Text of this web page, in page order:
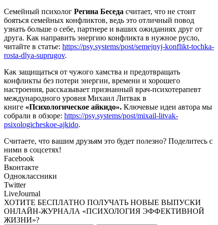
Семейный психолог Регина Беседа считает, что не стоит
бояться семейных конфликтов, ведь это отличный повод
узнать больше о себе, партнере и ваших ожиданиях друг от
друга. Как направить энергию конфликта в нужное русло,
читайте в статье: https://psy.systems/post/semejnyj-konflikt-tochka-
rosta-dlya-suprugov.
Как защищаться от чужого хамства и предотвращать
конфликты без потери энергии, времени и хорошего
настроения, рассказывает признанный врач-психотерапевт
международного уровня Михаил Литвак в
книге «Психологическое айкидо». Ключевые идеи автора мы
собрали в обзоре: https://psy.systems/post/mixail-litvak-
psixologicheskoe-ajkido.
Считаете, что вашим друзьям это будет полезно? Поделитесь с
ними в соцсетях!
Facebook
Вконтакте
Одноклассники
Twitter
LiveJournal
ХОТИТЕ БЕСПЛАТНО ПОЛУЧАТЬ НОВЫЕ ВЫПУСКИ
ОНЛАЙН-ЖУРНАЛА «ПСИХОЛОГИЯ ЭФФЕКТИВНОЙ
ЖИЗНИ»?